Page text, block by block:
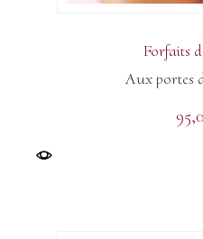
Forfaits
Aux portes